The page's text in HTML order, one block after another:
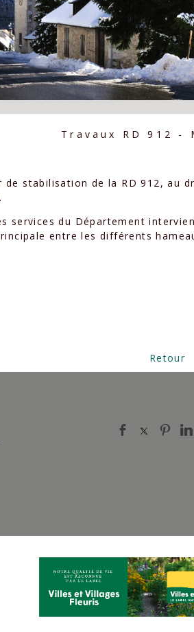
Travaux RD 912 -
de stabilisation de la RD 912, au
.
services du Département
entre les différents
Retour